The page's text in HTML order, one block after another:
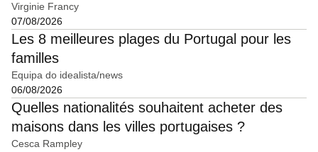
Virginie Francy
07/08/2026
Les 8 meilleures plages du Portugal pour les
familles
Equipa do idealista/news
06/08/2026
Quelles nationalités souhaitent acheter des
maisons dans les villes portugaises ?
Cesca Rampley